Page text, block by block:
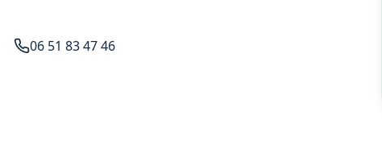
06 51 83 47 46